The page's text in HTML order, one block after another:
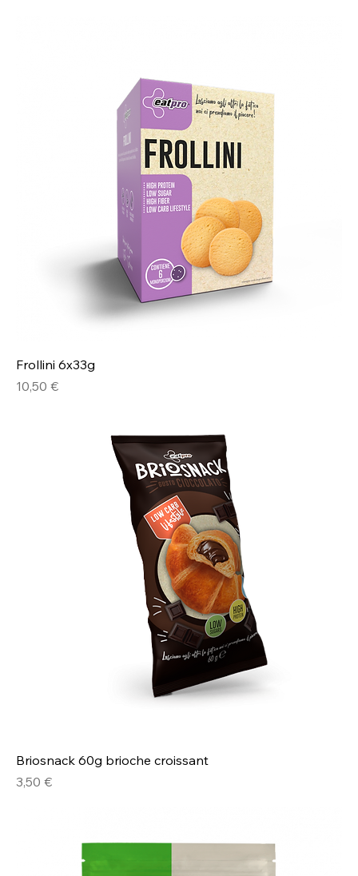
Frollini 6x33g
Prezzo
10,50 €
Briosnack 60g brioche croissant
Prezzo
3,50 €